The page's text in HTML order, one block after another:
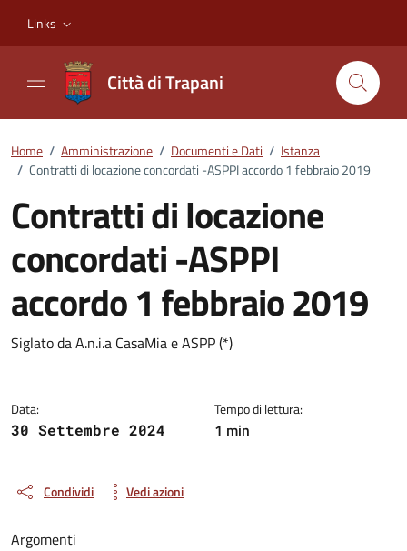
Links
Città di Trapani
Home / Amministrazione / Documenti e Dati / Istanza
/ Contratti di locazione concordati -ASPPI accordo 1 febbraio 2019
Contratti di locazione
concordati -ASPPI
accordo 1 febbraio 2019
Dettagli del documento
Siglato da A.n.i.a CasaMia e ASPP (*)
Data:
30 Settembre 2024
Tempo di lettura:
1 min
Condividi Vedi azioni
Argomenti